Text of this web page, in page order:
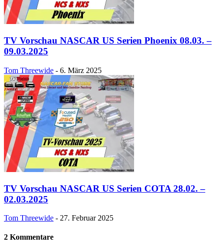
TV Vorschau NASCAR US Serien Phoenix 08.03. –
09.03.2025
Tom Threewide - 6. März 2025
TV Vorschau NASCAR US Serien COTA 28.02. –
02.03.2025
Tom Threewide - 27. Februar 2025
2 Kommentare